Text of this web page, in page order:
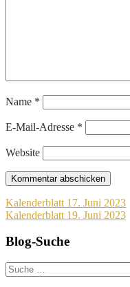
Name *
E-Mail-Adresse *
Website
Beitragsnavigation
Kalenderblatt 17. Juni 2023
Kalenderblatt 19. Juni 2023
Blog-Suche
Suche
nach: